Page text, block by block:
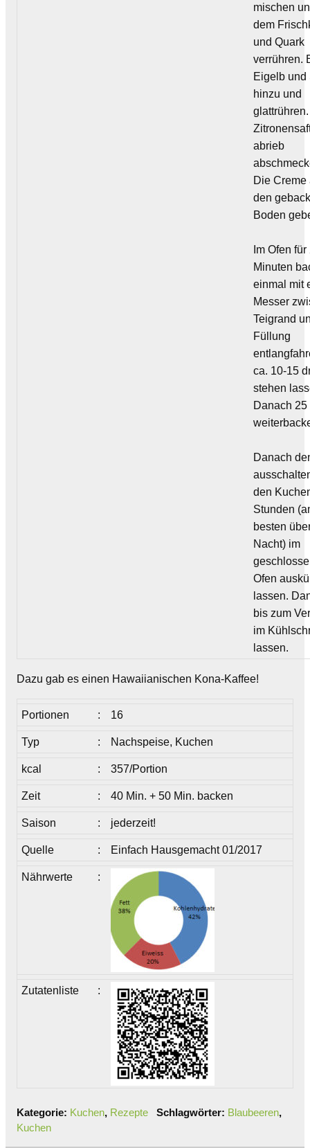
mischen
dem
und Quark
verrühren.
Eigelb und
hinzu und
abrieb
Die Creme
den
Boden
Im Ofen für
Minuten
einmal mit
Messer
Teigrand
Füllung
ca. 10-15
stehen
Danach 25
Danach
den
Stunden
besten
Nacht) im
Ofen
lassen.
bis zum
im
lassen.
Dazu gab es einen Hawaiianischen Kona-Kaffee!
Portionen : 16
Typ : Nachspeise, Kuchen
kcal : 357/Portion
Zeit : 40 Min. + 50 Min. backen
Saison : jederzeit!
Quelle : Einfach Hausgemacht 01/2017
Nährwerte :
Zutatenliste :
Kategorie: Kuchen, Rezepte Schlagwörter: Blaubeeren,
Kuchen